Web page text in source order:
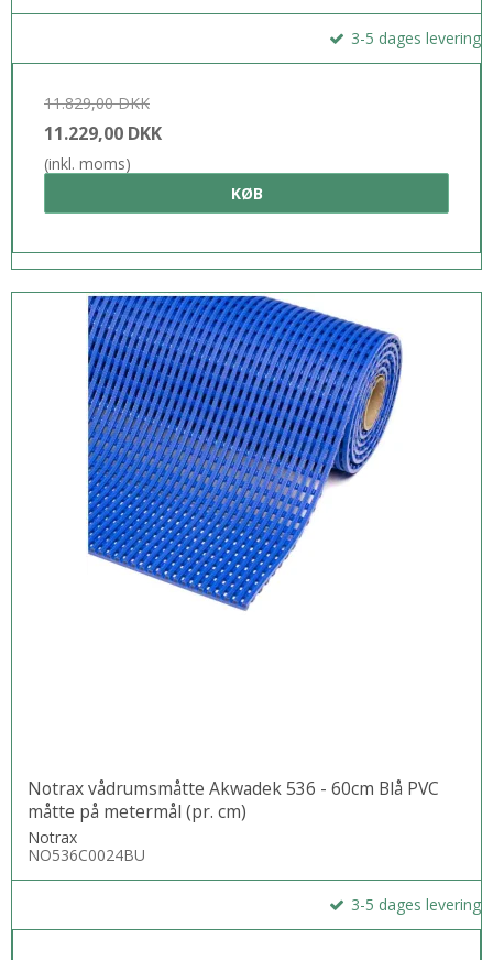
3-5 dages levering
11.829,00 DKK
11.229,00 DKK
(inkl. moms)
KØB
Notrax vådrumsmåtte Akwadek 536 - 60cm Blå PVC
måtte på metermål (pr. cm)
Notrax
NO536C0024BU
3-5 dages levering